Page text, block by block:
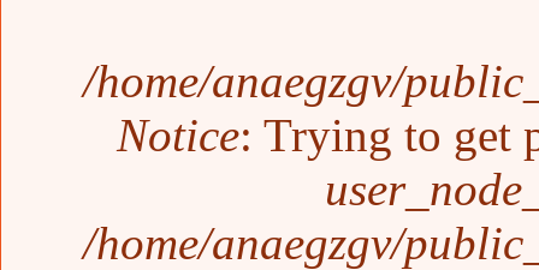
/home/anaegzgv/
Notice: Trying to get
/home/anaegzgv/